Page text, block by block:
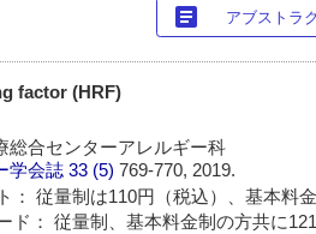
article アブストラ
factor (HRF)
総合センターアレルギー科
学会誌 33 (5)769-770, 2019.
： 従量制は110円（税込）、基本料
ド： 従量制、基本料金制の方共に121